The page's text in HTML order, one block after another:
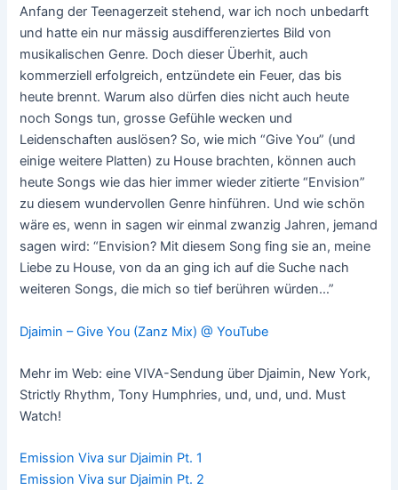
Anfang der Teenagerzeit stehend, war ich noch unbedarft
und hatte ein nur mässig ausdifferenziertes Bild von
musikalischen Genre. Doch dieser Überhit, auch
kommerziell erfolgreich, entzündete ein Feuer, das bis
heute brennt. Warum also dürfen dies nicht auch heute
noch Songs tun, grosse Gefühle wecken und
Leidenschaften auslösen? So, wie mich “Give You” (und
einige weitere Platten) zu House brachten, können auch
heute Songs wie das hier immer wieder zitierte “Envision”
zu diesem wundervollen Genre hinführen. Und wie schön
wäre es, wenn in sagen wir einmal zwanzig Jahren, jemand
sagen wird: “Envision? Mit diesem Song fing sie an, meine
Liebe zu House, von da an ging ich auf die Suche nach
weiteren Songs, die mich so tief berühren würden…”
Djaimin – Give You (Zanz Mix) @ YouTube
Mehr im Web: eine VIVA-Sendung über Djaimin, New York,
Strictly Rhythm, Tony Humphries, und, und, und. Must
Watch!
Emission Viva sur Djaimin Pt. 1
Emission Viva sur Djaimin Pt. 2